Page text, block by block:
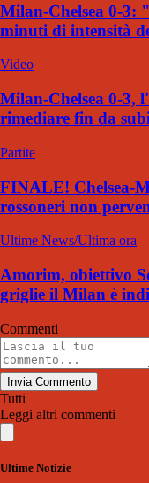
Milan-Chelsea 0-3:
minuti di intensità
Video
Milan-Chelsea 0-3,
rimediare fin da
Partite
FINALE! Chelsea-
rossoneri non
Ultime News/Ultima ora
Amorim, obiettivo
griglie il Milan è
Commenti
Invia Commento
Tutti
Leggi altri commenti
Ultime Notizie